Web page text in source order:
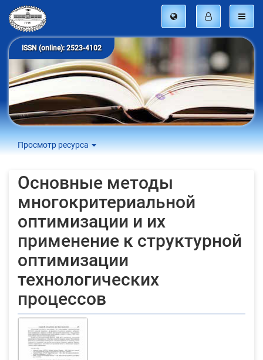
ISSN (online): 2523-4102
Просмотр ресурса
Основные методы
многокритериальной
оптимизации и их
применение к структурной
оптимизации
технологических
процессов